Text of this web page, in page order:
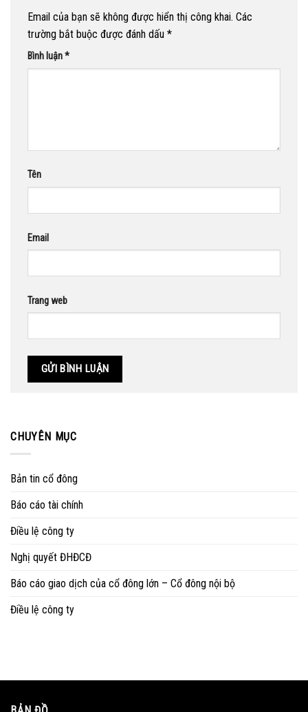
Email của bạn sẽ không được hiển thị công khai. Các
trường bắt buộc được đánh dấu *
Bình luận*
Tên
Email
Trang web
CHUYÊN MỤC
Bản tin cổ đông
Báo cáo tài chính
Điều lệ công ty
Nghị quyết ĐHĐCĐ
Báo cáo giao dịch của cổ đông lớn – Cổ đông nội bộ
Điều lệ công ty